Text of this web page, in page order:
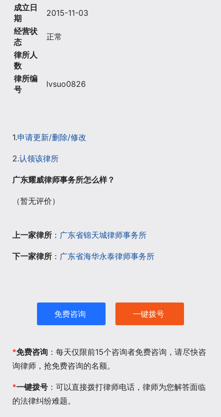
成立日
期
2015-11-03
经营状
态
正常
律所人
数
律所编
号
lvsuo0826
1.申请更新/删除/修改
2.认领该律所
广东耀威律师事务所怎么样？
（暂无评价）
上一家律所 ： 广东省锦天城律师事务所
下一家律所 ： 广东省海华永泰律师事务所
免费咨询 一键拨号
*免费咨询 ：每天仅限前15个咨询者免费咨询，请尽快咨
询律师，抢免费咨询的名额。
*一键拨号 ：可以直接拨打律师电话，律师为您解答面临
的法律纠纷难题。